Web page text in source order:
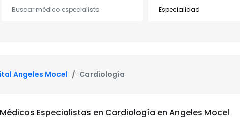
Angeles Mocel Cardiología
Especialistas en Cardiología en Angeles Mocel